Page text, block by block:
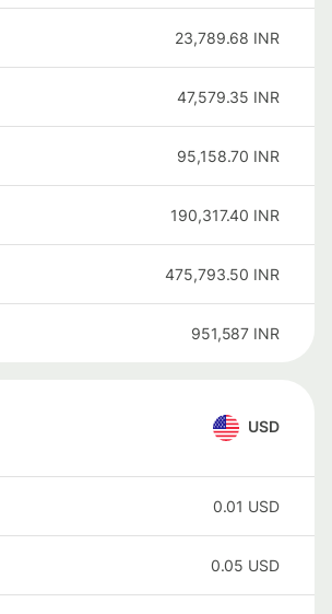
23,789.68 INR
47,579.35 INR
95,158.70 INR
190,317.40 INR
475,793.50 INR
951,587 INR
USD
0.01 USD
0.05 USD